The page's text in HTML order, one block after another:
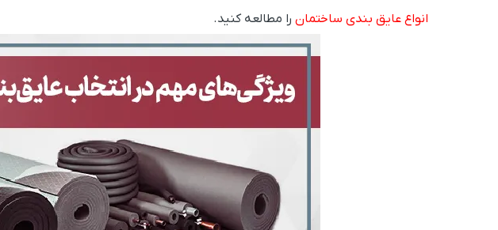
انواع عایق بندی ساختمان را مطالعه کنید.